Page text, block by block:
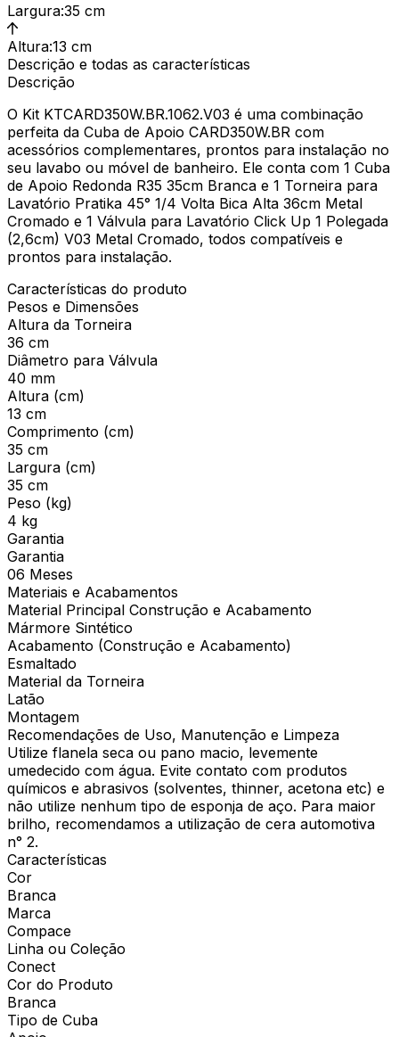
Largura:35 cm
Altura:13 cm
Descrição e todas as características
Descrição
O Kit KTCARD350W.BR.1062.V03 é uma combinação
perfeita da Cuba de Apoio CARD350W.BR com
acessórios complementares, prontos para instalação no
seu lavabo ou móvel de banheiro. Ele conta com 1 Cuba
de Apoio Redonda R35 35cm Branca e 1 Torneira para
Lavatório Pratika 45° 1/4 Volta Bica Alta 36cm Metal
Cromado e 1 Válvula para Lavatório Click Up 1 Polegada
(2,6cm) V03 Metal Cromado, todos compatíveis e
prontos para instalação.
Características do produto
Pesos e Dimensões
Altura da Torneira
36 cm
Diâmetro para Válvula
40 mm
Altura (cm)
13 cm
Comprimento (cm)
35 cm
Largura (cm)
35 cm
Peso (kg)
4 kg
Garantia
Garantia
06 Meses
Materiais e Acabamentos
Material Principal Construção e Acabamento
Mármore Sintético
Acabamento (Construção e Acabamento)
Esmaltado
Material da Torneira
Latão
Montagem
Recomendações de Uso, Manutenção e Limpeza
Utilize flanela seca ou pano macio, levemente
umedecido com água. Evite contato com produtos
químicos e abrasivos (solventes, thinner, acetona etc) e
não utilize nenhum tipo de esponja de aço. Para maior
brilho, recomendamos a utilização de cera automotiva
n° 2.
Características
Cor
Branca
Marca
Compace
Linha ou Coleção
Conect
Cor do Produto
Branca
Tipo de Cuba